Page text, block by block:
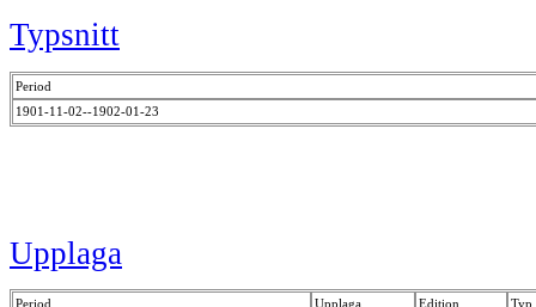
Typsnitt
Period
1901-11-02--1902-01-23
Upplaga
Period Upplaga Edition
Typ